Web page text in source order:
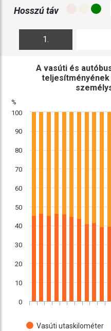
Hosszú táv
1.
%
teljesítményének
Vasúti utaskilométer
0
10
20
30
40
50
60
70
80
90
100